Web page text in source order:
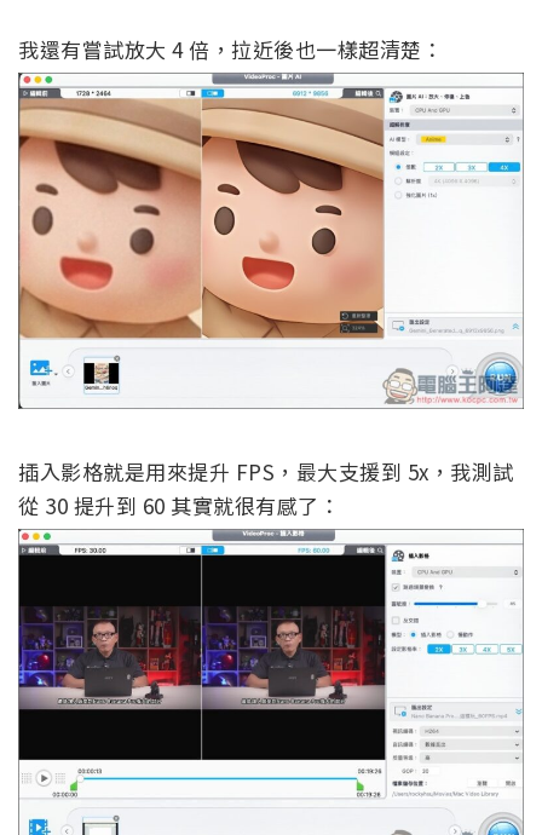
我還有嘗試放大 4 倍，拉近後也一樣超清楚：
插入影格就是用來提升 FPS，最大支援到 5x，我測試
從 30 提升到 60 其實就很有感了：